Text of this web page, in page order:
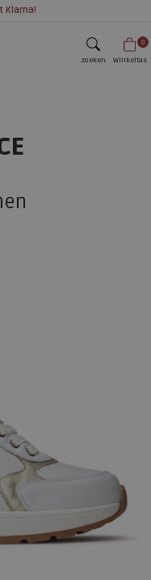
Klarna!
zoeken
0
Winkeltas